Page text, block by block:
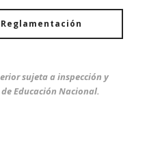
sujeta a inspección y
Educación Nacional.